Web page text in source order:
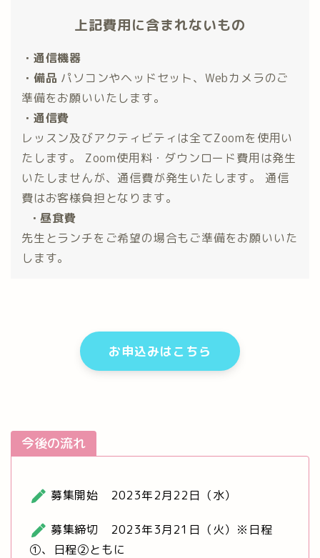
上記費用に含まれないもの
・通信機器
・備品 パソコンやヘッドセット、Webカメラのご
準備をお願いいたします。
・通信費
レッスン及びアクティビティは全てZoomを使用い
たします。 Zoom使用料・ダウンロード費用は発生
いたしませんが、通信費が発生いたします。 通信
費はお客様負担となります。
・昼食費
先生とランチをご希望の場合もご準備をお願いいた
します。
お申込みはこちら
今後の流れ
募集開始 2023年2月22日（水）
募集締切 2023年3月21日（火）※日程
①、日程②ともに